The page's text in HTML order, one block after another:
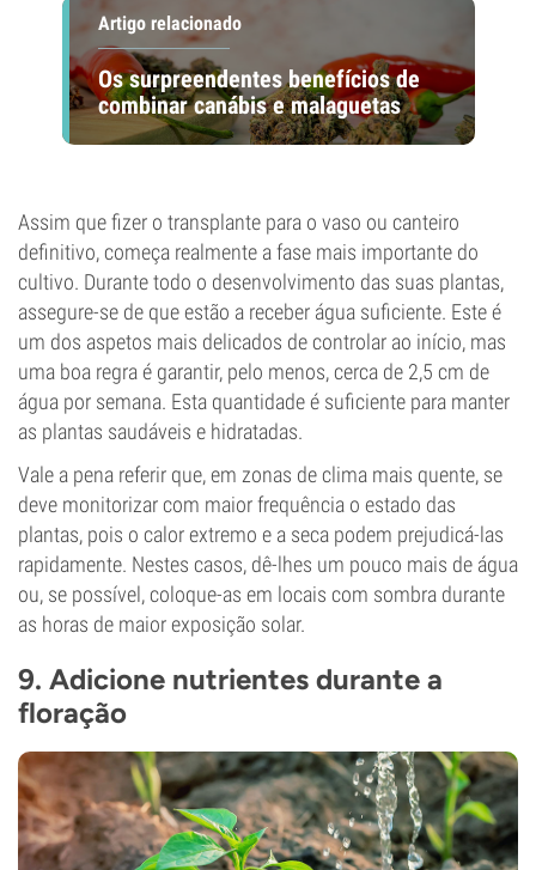
Artigo relacionado
Os surpreendentes benefícios de
combinar canábis e malaguetas
Assim que fizer o transplante para o vaso ou canteiro
definitivo, começa realmente a fase mais importante do
cultivo. Durante todo o desenvolvimento das suas plantas,
assegure-se de que estão a receber água suficiente. Este é
um dos aspetos mais delicados de controlar ao início, mas
uma boa regra é garantir, pelo menos, cerca de 2,5 cm de
água por semana. Esta quantidade é suficiente para manter
as plantas saudáveis e hidratadas.
Vale a pena referir que, em zonas de clima mais quente, se
deve monitorizar com maior frequência o estado das
plantas, pois o calor extremo e a seca podem prejudicá-las
rapidamente. Nestes casos, dê-lhes um pouco mais de água
ou, se possível, coloque-as em locais com sombra durante
as horas de maior exposição solar.
9. Adicione nutrientes durante a
floração